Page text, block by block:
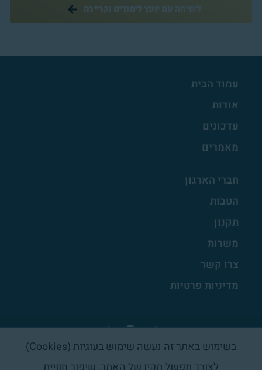
לשיחה עם יועץ לימודים וקריירה
עמוד הבית
אודות
עדכונים
מאמרים
חברי הארגון
הטבות
תקנון
משרות
צרו קשר
מדיניות פרטיות
בשימוש באתר זה נעשה שימוש בעוגיות (Cookies)